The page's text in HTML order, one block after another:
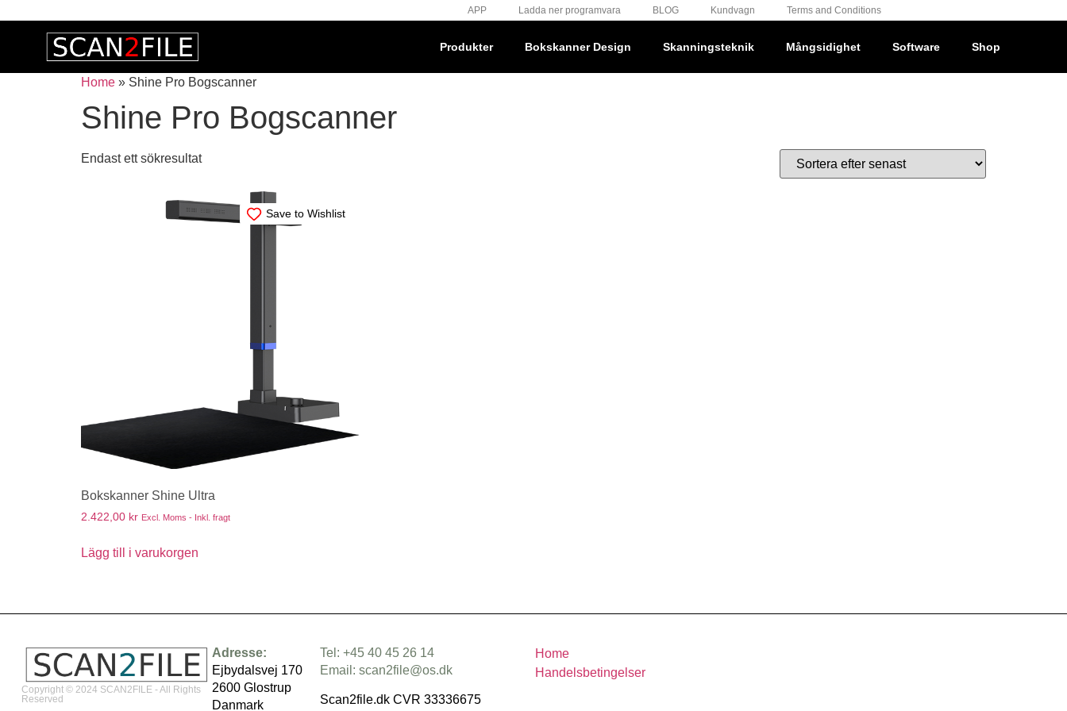
APP Ladda ner programvara BLOG Kundvagn Terms and Conditions
Produkter Bokskanner Design Skanningsteknik Mångsidighet Software Shop
Home » Shine Pro Bogscanner
Shine Pro Bogscanner
Endast ett sökresultat
Save to Wishlist
Bokskanner Shine Ultra
2.422,00 kr Excl. Moms - Inkl. fragt
Lägg till i varukorgen
Copyright © 2024 SCAN2FILE - All Rights
Reserved
Adresse:
Ejbydalsvej 170
2600 Glostrup
Danmark
Tel: +45 40 45 26 14
Email: scan2file@os.dk
Scan2file.dk CVR 33336675
Home
Handelsbetingelser